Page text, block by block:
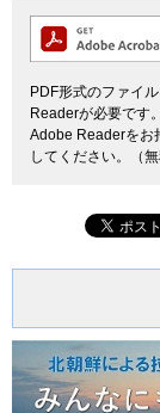
PDF形式のファイ
Readerが必要です。
Adobe Readerをお
してください。（無